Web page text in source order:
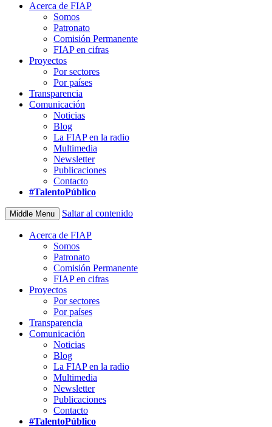
Acerca de FIAP
Somos
Patronato
Comisión Permanente
FIAP en cifras
Proyectos
Por sectores
Por países
Transparencia
Comunicación
Noticias
Blog
La FIAP en la radio
Multimedia
Newsletter
Publicaciones
Contacto
#TalentoPúblico
Middle Menu Saltar al contenido
Acerca de FIAP
Somos
Patronato
Comisión Permanente
FIAP en cifras
Proyectos
Por sectores
Por países
Transparencia
Comunicación
Noticias
Blog
La FIAP en la radio
Multimedia
Newsletter
Publicaciones
Contacto
#TalentoPúblico